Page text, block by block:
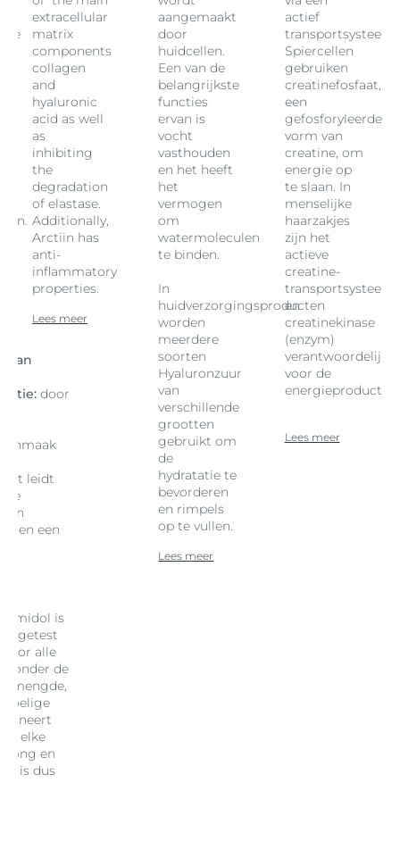
van
door
leidt
en een
is
getest
alle
de
elke
en
is dus
extracellular
matrix
components
collagen
and
hyaluronic
acid as well
as
inhibiting
the
degradation
of elastase.
Additionally,
Arctiin has
anti-
inflammatory
properties.
Lees meer
aangemaakt
door
huidcellen.
Een van de
belangrijkste
functies
ervan is
vocht
vasthouden
en het heeft
het
vermogen
om
watermoleculen
te binden.
In
huidverzorgingsproducten
worden
meerdere
soorten
Hyaluronzuur
van
verschillende
grootten
gebruikt om
de
hydratatie te
bevorderen
en rimpels
op te vullen.
Lees meer
actief
transportsysteem.
Spiercellen
gebruiken
creatinefosfaat,
een
gefosforyleerde
vorm van
creatine, om
energie op
te slaan. In
menselijke
haarzakjes
zijn het
actieve
creatine-
transportsysteem
en
creatinekinase
(enzym)
verantwoordelijk
voor de
energieproductie.
Lees meer